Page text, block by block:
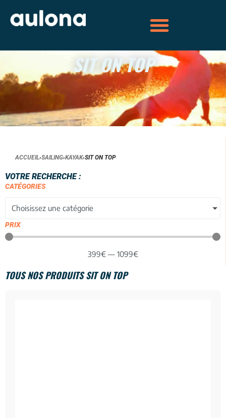
SIT ON TOP
ACCUEIL›SAILING›KAYAK›SIT ON TOP
VOTRE RECHERCHE :
CATÉGORIES
Choisissez une catégorie
PRIX
399€— 1099€
TOUS NOS PRODUITS SIT ON TOP